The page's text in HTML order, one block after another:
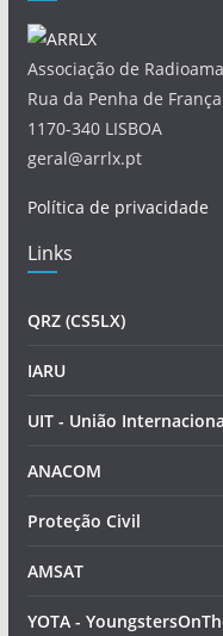
Associação de
Rua da Penha de França
1170-340 LISBOA
geral@arrlx.pt
Política de privacidade
Links
QRZ (CS5LX)
IARU
UIT - União
ANACOM
Proteção Civil
AMSAT
YOTA -